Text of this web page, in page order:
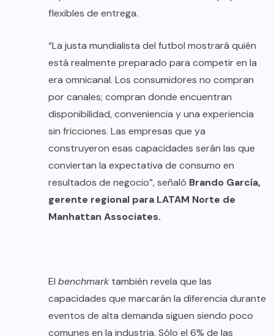
flexibles de entrega.
“La justa mundialista del futbol mostrará quién
está realmente preparado para competir en la
era omnicanal. Los consumidores no compran
por canales; compran donde encuentran
disponibilidad, conveniencia y una experiencia
sin fricciones. Las empresas que ya
construyeron esas capacidades serán las que
conviertan la expectativa de consumo en
resultados de negocio”, señaló Brando García,
gerente regional para LATAM Norte de
Manhattan Associates.
El benchmark también revela que las
capacidades que marcarán la diferencia durante
eventos de alta demanda siguen siendo poco
comunes en la industria. Sólo el 6% de las